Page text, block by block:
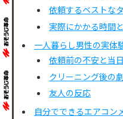
依頼するベストな
実際にかかる時間
一人暮らし男性の実体
依頼前の不安と当
クリーニング後の
友人の反応
自分でできるエアコン